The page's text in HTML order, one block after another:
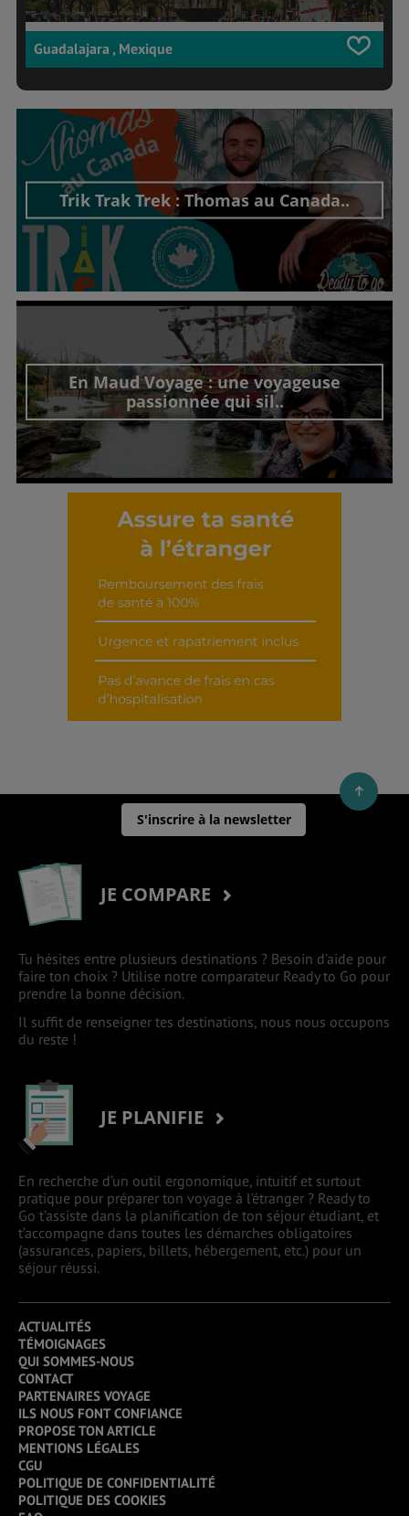
Guadalajara , Mexique
Trik Trak Trek : Thomas au Canada..
Découvrir cet interview
En Maud Voyage : une voyageuse
passionnée qui sil..
Découvrir cet interview
S'inscrire à la newsletter
JE COMPARE
Tu hésites entre plusieurs destinations ? Besoin d’aide pour
faire ton choix ? Utilise notre comparateur Ready to Go pour
prendre la bonne décision.
Il suffit de renseigner tes destinations, nous nous occupons
du reste !
JE PLANIFIE
En recherche d’un outil ergonomique, intuitif et surtout
pratique pour préparer ton voyage à l’étranger ? Ready to
Go t’assiste dans la planification de ton séjour étudiant, et
t’accompagne dans toutes les démarches obligatoires
(assurances, papiers, billets, hébergement, etc.) pour un
séjour réussi.
ACTUALITÉS
TÉMOIGNAGES
QUI SOMMES-NOUS
CONTACT
PARTENAIRES VOYAGE
ILS NOUS FONT CONFIANCE
PROPOSE TON ARTICLE
MENTIONS LÉGALES
CGU
POLITIQUE DE CONFIDENTIALITÉ
POLITIQUE DES COOKIES